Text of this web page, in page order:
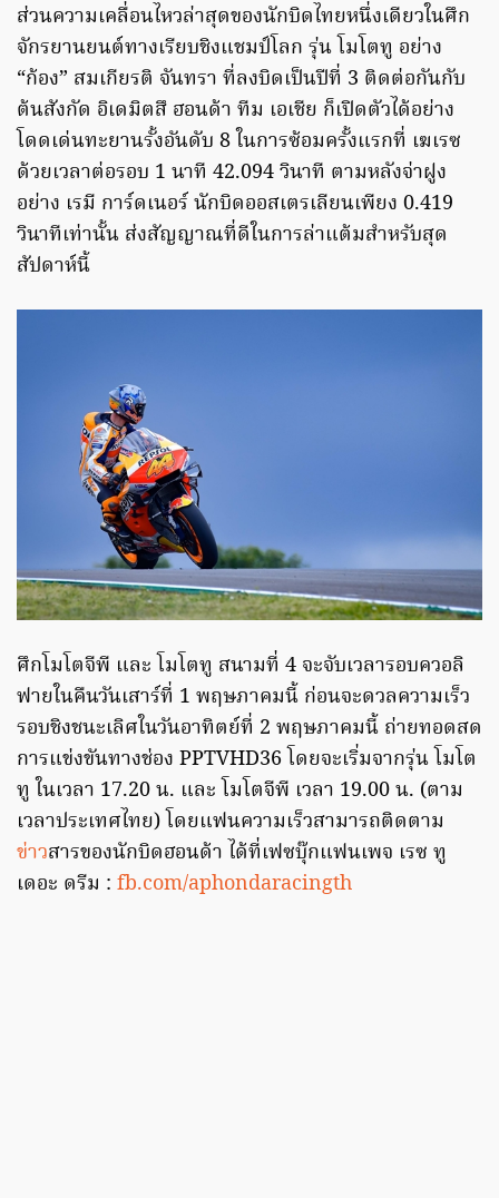
ส่วนความเคลื่อนไหวล่าสุดของนักบิดไทยหนึ่งเดียวในศึก
จักรยานยนต์ทางเรียบชิงแชมป์โลก รุ่น โมโตทู อย่าง
“ก้อง” สมเกียรติ จันทรา ที่ลงบิดเป็นปีที่ 3 ติดต่อกันกับ
ต้นสังกัด อิเดมิตสึ ฮอนด้า ทีม เอเชีย ก็เปิดตัวได้อย่าง
โดดเด่นทะยานรั้งอันดับ 8 ในการซ้อมครั้งแรกที่ เฆเรซ
ด้วยเวลาต่อรอบ 1 นาที 42.094 วินาที ตามหลังจ่าฝูง
อย่าง เรมี การ์ดเนอร์ นักบิดออสเตรเลียนเพียง 0.419
วินาทีเท่านั้น ส่งสัญญาณที่ดีในการล่าแต้มสำหรับสุด
สัปดาห์นี้
ศึกโมโตจีพี และ โมโตทู สนามที่ 4 จะจับเวลารอบควอลิ
ฟายในคืนวันเสาร์ที่ 1 พฤษภาคมนี้ ก่อนจะดวลความเร็ว
รอบชิงชนะเลิศในวันอาทิตย์ที่ 2 พฤษภาคมนี้ ถ่ายทอดสด
การแข่งขันทางช่อง PPTVHD36 โดยจะเริ่มจากรุ่น โมโต
ทู ในเวลา 17.20 น. และ โมโตจีพี เวลา 19.00 น. (ตาม
เวลาประเทศไทย) โดยแฟนความเร็วสามารถติดตาม
ข่าวสารของนักบิดฮอนด้า ได้ที่เฟซบุ๊กแฟนเพจ เรซ ทู
เดอะ ดรีม : fb.com/aphondaracingth